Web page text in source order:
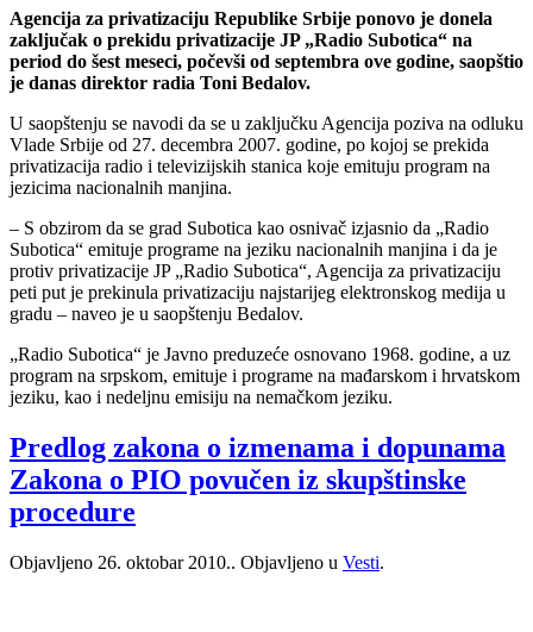
Agencija za privatizaciju Republike Srbije ponovo je donela
zaključak o prekidu privatizacije JP „Radio Subotica“ na
period do šest meseci, počevši od septembra ove godine, saopštio
je danas direktor radia Toni Bedalov.
U saopštenju se navodi da se u zaključku Agencija poziva na odluku
Vlade Srbije od 27. decembra 2007. godine, po kojoj se prekida
privatizacija radio i televizijskih stanica koje emituju program na
jezicima nacionalnih manjina.
– S obzirom da se grad Subotica kao osnivač izjasnio da „Radio
Subotica“ emituje programe na jeziku nacionalnih manjina i da je
protiv privatizacije JP „Radio Subotica“, Agencija za privatizaciju
peti put je prekinula privatizaciju najstarijeg elektronskog medija u
gradu – naveo je u saopštenju Bedalov.
„Radio Subotica“ je Javno preduzeće osnovano 1968. godine, a uz
program na srpskom, emituje i programe na mađarskom i hrvatskom
jeziku, kao i nedeljnu emisiju na nemačkom jeziku.
Predlog zakona o izmenama i dopunama
Zakona o PIO povučen iz skupštinske
procedure
Objavljeno 26. oktobar 2010.. Objavljeno u Vesti.